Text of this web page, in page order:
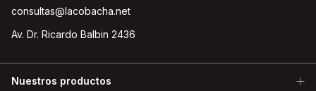
consultas@lacobacha.net
Av. Dr. Ricardo Balbin 2436
Nuestros productos